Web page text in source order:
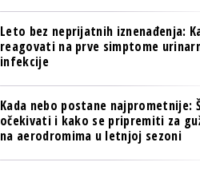
TECH I AI
BIZNIS &
PULS
NOVO NA
PULS
Leto bez neprijatnih iznenađenja:
reagovati na prve simptome
infekcije
Kada nebo postane najprometnije:
očekivati i kako se pripremiti za
na aerodromima u letnjoj sezoni